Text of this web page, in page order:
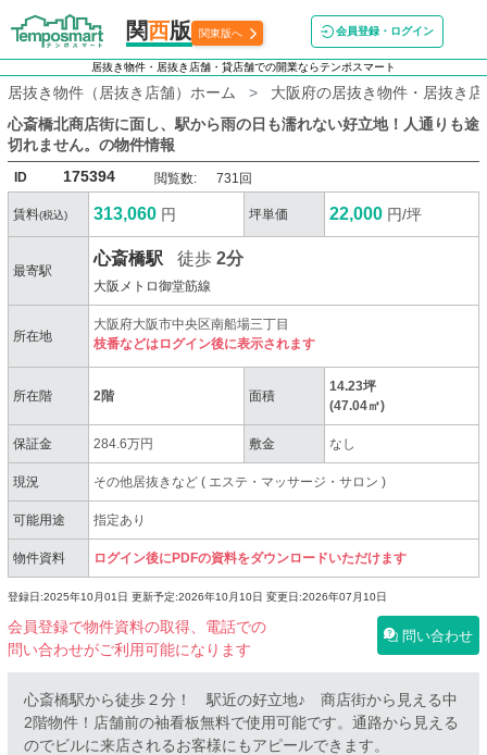
関西版 関東版へ 会員登録・ログイン
居抜き物件・居抜き店舗・貸店舗での開業ならテンポスマート
居抜き物件（居抜き店舗）ホーム
大阪府の居抜き物件・居抜き
心斎橋北商店街に面し、駅から雨の日も濡れない好立地！人通りも途
切れません。 の物件情報
ID 175394 閲覧数: 731回
賃料(税込) 313,060 円 坪単価 22,000 円/坪
最寄駅
心斎橋駅 徒歩2分
大阪メトロ御堂筋線
所在地
大阪府大阪市中央区南船場三丁目
枝番などはログイン後に表示されます
所在階 2階 面積
14.23坪
(47.04㎡)
保証金 284.6万円 敷金 なし
現況 その他居抜きなど( エステ・マッサージ・サロン)
可能用途 指定あり
物件資料 ログイン後にPDFの資料をダウンロードいただけます
登録日:2025年10月01日 更新予定:2026年10月10日 変更日:2026年07月10日
会員登録で物件資料の取得、電話での
問い合わせがご利用可能になります
問い合わせ
心斎橋駅から徒歩２分！ 駅近の好立地♪ 商店街から見える中
2階物件！店舗前の袖看板無料で使用可能です。通路から見える
のでビルに来店されるお客様にもアピールできます。